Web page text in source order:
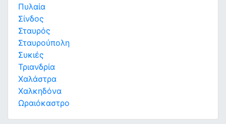
Πυλαία
Σίνδος
Σταυρός
Σταυρούπολη
Συκιές
Τριανδρία
Χαλάστρα
Χαλκηδόνα
Ωραιόκαστρο